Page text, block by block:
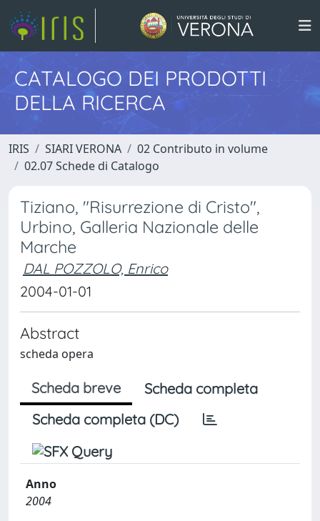
CATALOGO DEI PRODOTTI
DELLA RICERCA
IRIS SIARI VERONA
02 Contributo in volume
02.07 Schede di Catalogo
Tiziano, "Risurrezione di Cristo",
Urbino, Galleria Nazionale delle
Marche
DAL POZZOLO, Enrico
2004-01-01
Abstract
scheda opera
Scheda breve
Scheda completa
Scheda completa (DC)
Anno
2004